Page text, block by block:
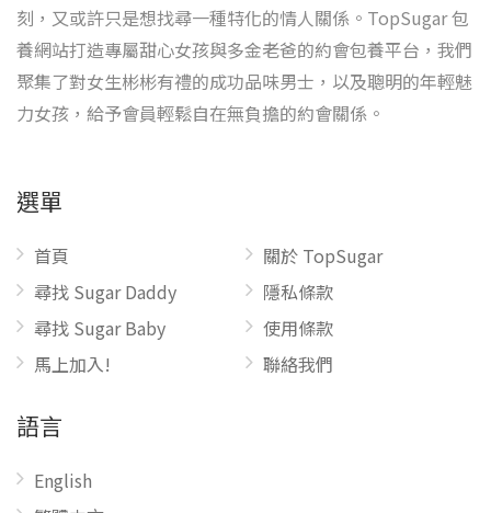
刻，又或許只是想找尋一種特化的情人關係。TopSugar 包
養網站打造專屬甜心女孩與多金老爸的約會包養平台，我們
聚集了對女生彬彬有禮的成功品味男士，以及聰明的年輕魅
力女孩，給予會員輕鬆自在無負擔的約會關係。
選單
首頁
尋找 Sugar Daddy
尋找 Sugar Baby
馬上加入!
關於 TopSugar
隱私條款
使用條款
聯絡我們
語言
English